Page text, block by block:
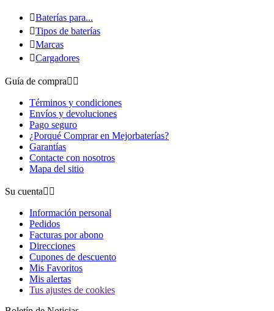
Baterías para...
Tipos de baterías
Marcas
Cargadores
Guía de compra 
Términos y condiciones
Envíos y devoluciones
Pago seguro
¿Porqué Comprar en Mejorbaterías?
Garantías
Contacte con nosotros
Mapa del sitio
Su cuenta 
Información personal
Pedidos
Facturas por abono
Direcciones
Cupones de descuento
Mis Favoritos
Mis alertas
Tus ajustes de cookies